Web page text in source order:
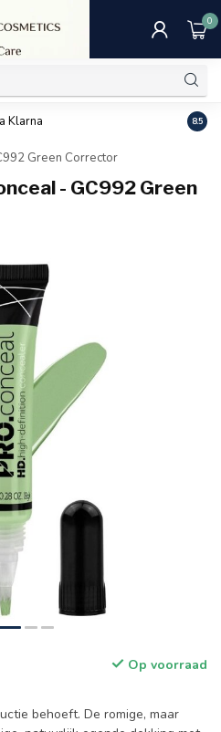
0
Klarna 8.5
Green Corrector
- GC992 Green
Op voorraad
behoeft. De romige, maar